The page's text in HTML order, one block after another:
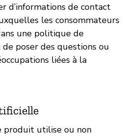
d’informations de contact
les consommateurs
une politique de
poser des questions ou
liées à la
produit utilise ou non